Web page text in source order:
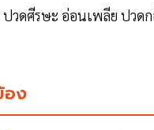
วดศีรษะ อ่อนเพลีย ปวด
อง